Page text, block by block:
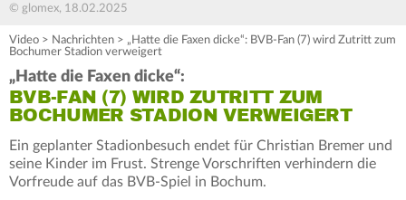
© glomex, 18.02.2025
Video > Nachrichten > „Hatte die Faxen dicke“: BVB-Fan (7) wird Zutritt zum
Bochumer Stadion verweigert
„Hatte die Faxen dicke“:
BVB-FAN (7) WIRD ZUTRITT ZUM
BOCHUMER STADION VERWEIGERT
Ein geplanter Stadionbesuch endet für Christian Bremer und
seine Kinder im Frust. Strenge Vorschriften verhindern die
Vorfreude auf das BVB-Spiel in Bochum.